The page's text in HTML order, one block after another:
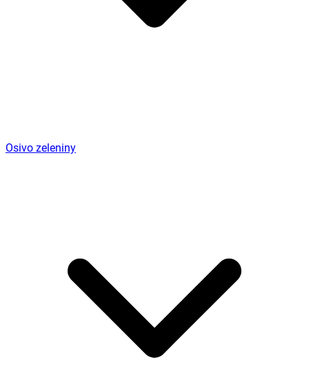
Osivo zeleniny